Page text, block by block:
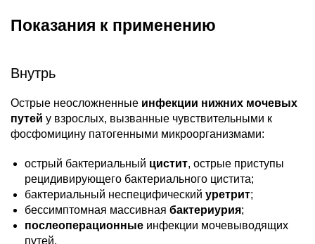
Показания к применению
Внутрь
Острые неосложненные инфекции нижних мочевых
путей у взрослых, вызванные чувствительными к
фосфомицину патогенными микроорганизмами:
острый бактериальный цистит, острые приступы
рецидивирующего бактериального цистита;
бактериальный неспецифический уретрит;
бессимптомная массивная бактериурия;
послеоперационные инфекции мочевыводящих
путей.